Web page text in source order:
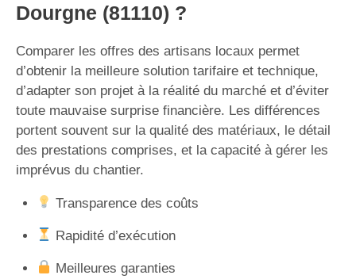
Dourgne (81110) ?
Comparer les offres des artisans locaux permet
d’obtenir la meilleure solution tarifaire et technique,
d’adapter son projet à la réalité du marché et d’éviter
toute mauvaise surprise financière. Les différences
portent souvent sur la qualité des matériaux, le détail
des prestations comprises, et la capacité à gérer les
imprévus du chantier.
Transparence des coûts
Rapidité d’exécution
Meilleures garanties